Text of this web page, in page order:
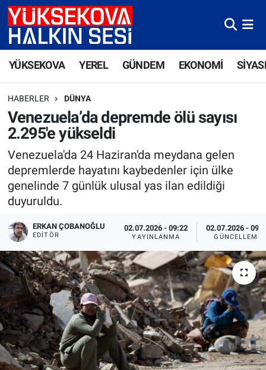
YÜKSEKOVA YEREL GÜNDEM EKONOMİ
HABERLER DÜNYA
Venezuela’da depremde ölü sayısı
2.295'e yükseldi
Venezuela'da 24 Haziran'da meydana gelen
depremlerde hayatını kaybedenler için ülke
genelinde 7 günlük ulusal yas ilan edildiği
duyuruldu.
ERKAN ÇOBANOĞLU
EDITÖR
02.07.2026 - 09:22
YAYINLANMA
02.07.2026 -
GÜNCELLEME
Yüksekova Nöbetçi Eczaneler
Süper Lig Puan Durumu ve Fikstür
Tüm Manşetler
Son Dakika Haberleri
Haber Arşivi